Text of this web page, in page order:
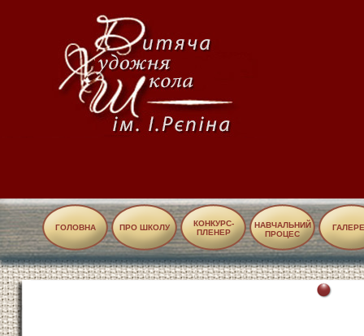
ГОЛОВНА ПРО ШКОЛУ
КОНКУРС-
ПЛЕНЕР
НАВЧАЛЬНИЙ
ПРОЦЕС